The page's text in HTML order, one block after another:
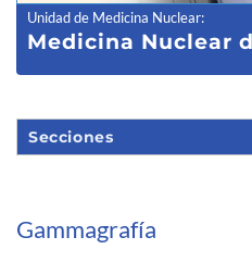
Unidad de Medicina Nuclear:
Medicina Nuclear
Secciones
Gammagrafía